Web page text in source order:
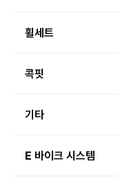
휠세트
콕핏
기타
E 바이크 시스템